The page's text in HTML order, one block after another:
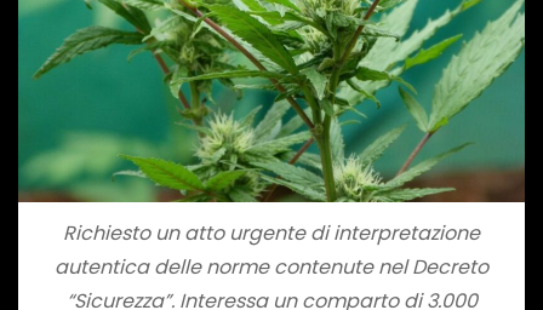
Richiesto un atto urgente di interpretazione
autentica delle norme contenute nel Decreto
“Sicurezza”. Interessa un comparto di 3.000